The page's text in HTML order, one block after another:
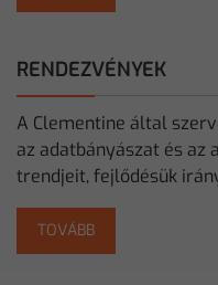
RENDEZVÉNYEK
A Clementine által
az adatbányászat és
trendjeit, fejlődésük
TOVÁBB